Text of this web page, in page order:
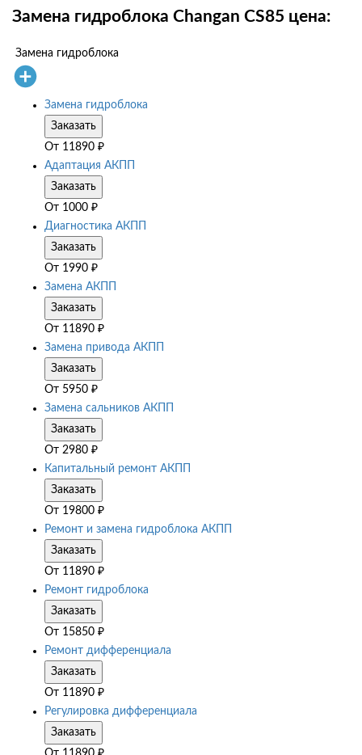
Замена гидроблока Changan CS85 цена:
Замена гидроблока
Замена гидроблока
Заказать
От 11890 ₽
Адаптация АКПП
Заказать
От 1000 ₽
Диагностика АКПП
Заказать
От 1990 ₽
Замена АКПП
Заказать
От 11890 ₽
Замена привода АКПП
Заказать
От 5950 ₽
Замена сальников АКПП
Заказать
От 2980 ₽
Капитальный ремонт АКПП
Заказать
От 19800 ₽
Ремонт и замена гидроблока АКПП
Заказать
От 11890 ₽
Ремонт гидроблока
Заказать
От 15850 ₽
Ремонт дифференциала
Заказать
От 11890 ₽
Регулировка дифференциала
Заказать